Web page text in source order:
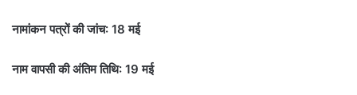
नामांकन पत्रों की जांच: 18 मई
नाम वापसी की अंतिम तिथि: 19 मई